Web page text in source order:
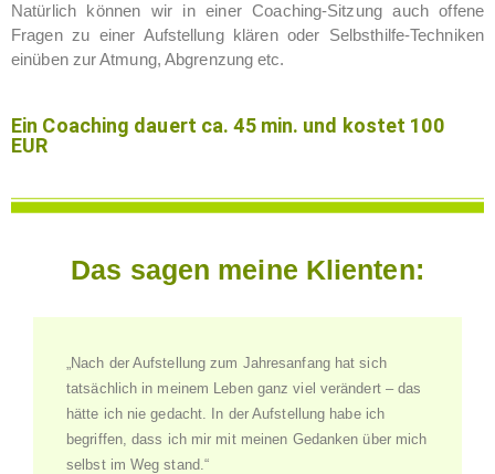
Natürlich können wir in einer Coaching-Sitzung auch offene
Fragen zu einer Aufstellung klären oder Selbsthilfe-Techniken
einüben zur Atmung, Abgrenzung etc.
Ein Coaching dauert ca. 45 min. und kostet 100
EUR
Das sagen meine Klienten:
„Nach der Aufstellung zum Jahresanfang hat sich
tatsächlich in meinem Leben ganz viel verändert – das
hätte ich nie gedacht. In der Aufstellung habe ich
begriffen, dass ich mir mit meinen Gedanken über mich
selbst im Weg stand.“